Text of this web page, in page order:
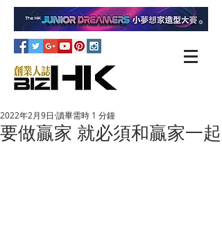
要做贏家 就必須和贏家一起
2022年2月9日 讀畢需時 1 分鐘